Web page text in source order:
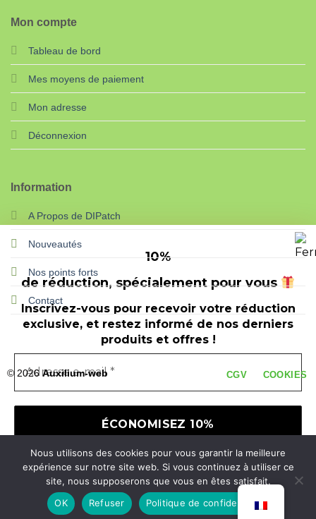
10%
de réduction, spécialement pour vous
Inscrivez-vous pour recevoir votre réduction
exclusive, et restez informé de nos derniers
produits et offres !
Nous ne spammons pas ! Consultez notre
politique de confidentialité pour plus
d’informations.
Mon compte
Tableau de bord
Mes moyens de paiement
Mon adresse
Déconnexion
Information
A Propos de DIPatch
Nouveautés
Nos points forts
Contact
© 2026Auxilium-web CGV COOKIES
Nous utilisons des cookies pour vous garantir la meilleure
expérience sur notre site web. Si vous continuez à utiliser ce
site, nous supposerons que vous en êtes satisfait.
OK
Refuser Politique de confidentialité